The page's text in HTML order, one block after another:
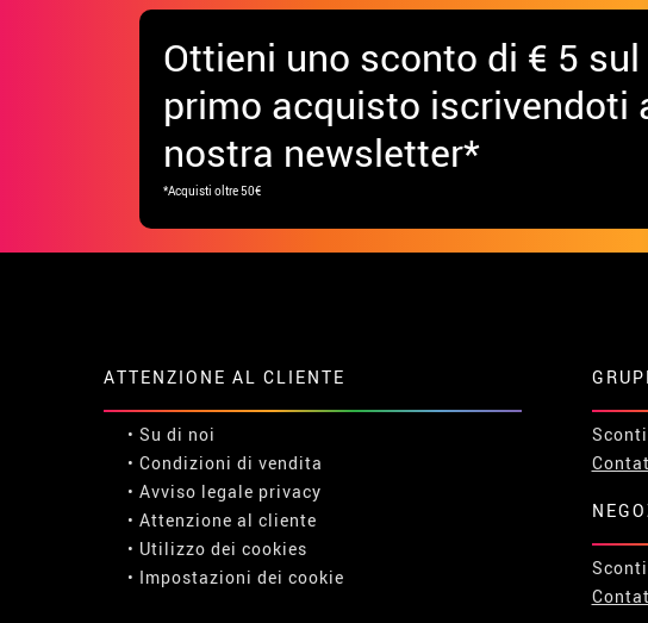
Ottieni uno sconto di € 5
primo acquisto iscrivendoti
nostra newsletter*
*Acquisti oltre 50€
ATTENZIONE AL CLIENTE
• Su di noi
• Condizioni di vendita
• Avviso legale privacy
• Attenzione al cliente
• Utilizzo dei cookies
• Impostazioni dei cookie